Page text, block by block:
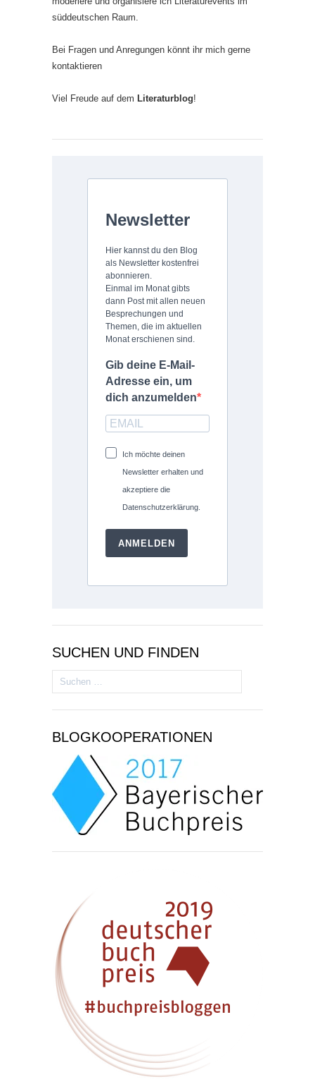
süddeutschen Raum.
Bei Fragen und Anregungen könnt ihr mich gerne
kontaktieren
Viel Freude auf dem Literaturblog!
Newsletter
Hier kannst du den Blog
als Newsletter kostenfrei
abonnieren.
Einmal im Monat gibts
dann Post mit allen neuen
Besprechungen und
Themen, die im aktuellen
Monat erschienen sind.
Gib deine E-Mail-
Adresse ein, um
dich anzumelden
Ich möchte deinen
Newsletter erhalten und
akzeptiere die
Datenschutzerklärung.
ANMELDEN
SUCHEN UND FINDEN
Suchen
nach:
BLOGKOOPERATIONEN